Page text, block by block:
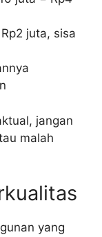
juta, sisa
jangan
malah
yang